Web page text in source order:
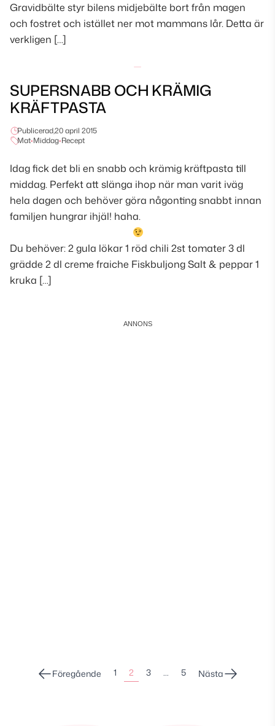
Gravidbälte styr bilens midjebälte bort från magen
och fostret och istället ner mot mammans lår. Detta är
verkligen […]
SUPERSNABB OCH KRÄMIG
KRÄFTPASTA
Publicerad,20 april 2015
Mat•Middag•Recept
Idag fick det bli en snabb och krämig kräftpasta till
middag. Perfekt att slänga ihop när man varit iväg
hela dagen och behöver göra någonting snabbt innan
familjen hungrar ihjäl! haha.
Du behöver: 2 gula lökar 1 röd chili 2st tomater 3 dl
grädde 2 dl creme fraiche Fiskbuljong Salt & peppar 1
kruka […]
Sidonumrering
Föregående 1 2 3 … 5 Nästa